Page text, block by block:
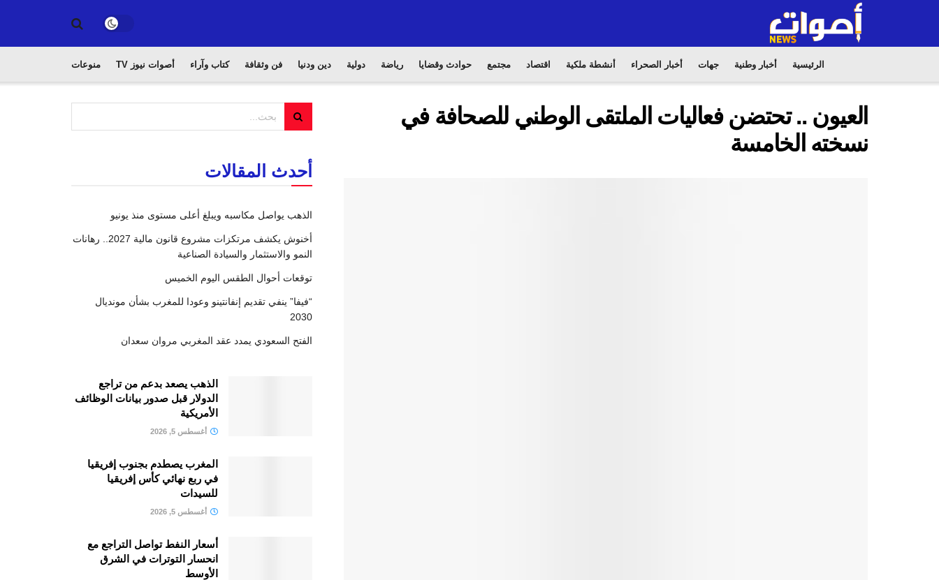
الرئيسية أخبار وطنية جهات أخبار الصحراء أنشطة ملكية اقتصاد مجتمع حوادث وقضايا رياضة دولية دين ودنيا فن وثقافة كتاب وآراء أصوات نيوز TV منوعات
العيون .. تحتضن فعاليات الملتقى الوطني للصحافة في
نسخته الخامسة
أحدث المقالات
الذهب يواصل مكاسبه ويبلغ أعلى مستوى منذ يونيو
أخنوش يكشف مرتكزات مشروع قانون مالية 2027.. رهانات
النمو والاستثمار والسيادة الصناعية
توقعات أحوال الطقس اليوم الخميس
“فيفا” ينفي تقديم إنفانتينو وعودا للمغرب بشأن مونديال
2030
الفتح السعودي يمدد عقد المغربي مروان سعدان
الذهب يصعد بدعم من تراجع
الدولار قبل صدور بيانات الوظائف
الأمريكية
أغسطس 5, 2026
المغرب يصطدم بجنوب إفريقيا
في ربع نهائي كأس إفريقيا
للسيدات
أغسطس 5, 2026
أسعار النفط تواصل التراجع مع
انحسار التوترات في الشرق
الأوسط